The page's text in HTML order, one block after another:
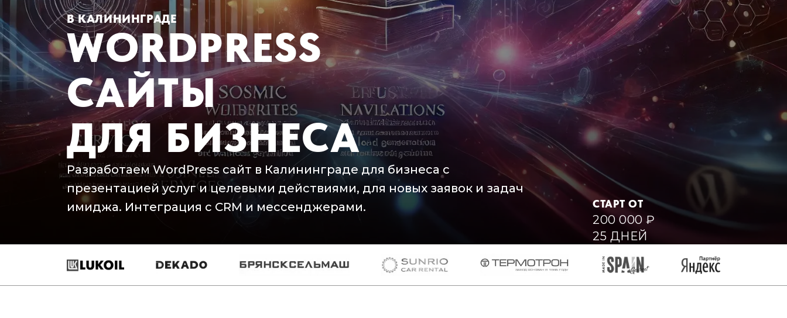
WORDPRESS
САЙТЫ
ДЛЯ БИЗНЕСА
В КАЛИНИНГРАДЕ
Разработаем WordPress сайт в Калининграде для бизнеса с
презентацией услуг и целевыми действиями, для новых заявок и задач
имиджа. Интеграция с CRM и мессенджерами.
СТАРТ ОТ
200 000 ₽
25 ДНЕЙ